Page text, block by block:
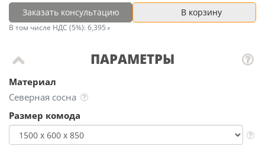
ПАРАМЕТРЫ
Материал
Северная сосна
Размер комода
Заказать консультацию В корзину
В том числе НДС (5%): 6,395